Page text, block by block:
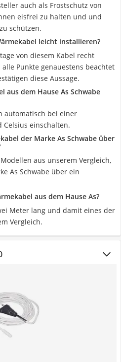
auch als Frostschutz von
eisfrei zu halten und und
schützen.
leicht installieren?
von diesem Kabel recht
Punkte genauestens beachtet
diese Aussage.
aus dem Hause As Schwabe
automatisch bei einer
Celsius einschalten.
der Marke As Schwabe über
aus unserem Vergleich,
As Schwabe über ein
aus dem Hause As?
Meter lang und damit eines der
Vergleich.